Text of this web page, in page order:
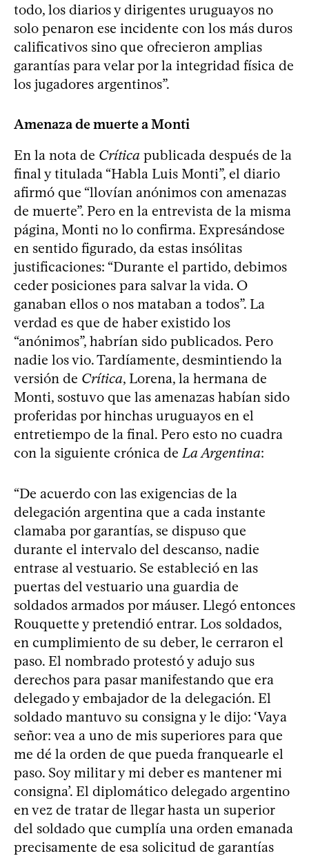
todo, los diarios y dirigentes uruguayos no
solo penaron ese incidente con los más duros
calificativos sino que ofrecieron amplias
garantías para velar por la integridad física de
los jugadores argentinos”.
Amenaza de muerte a Monti
En la nota de Crítica publicada después de la
final y titulada “Habla Luis Monti”, el diario
afirmó que “llovían anónimos con amenazas
de muerte”. Pero en la entrevista de la misma
página, Monti no lo confirma. Expresándose
en sentido figurado, da estas insólitas
justificaciones: “Durante el partido, debimos
ceder posiciones para salvar la vida. O
ganaban ellos o nos mataban a todos”. La
verdad es que de haber existido los
“anónimos”, habrían sido publicados. Pero
nadie los vio. Tardíamente, desmintiendo la
versión de Crítica, Lorena, la hermana de
Monti, sostuvo que las amenazas habían sido
proferidas por hinchas uruguayos en el
entretiempo de la final. Pero esto no cuadra
con la siguiente crónica deLa Argentina:
“De acuerdo con las exigencias de la
delegación argentina que a cada instante
clamaba por garantías, se dispuso que
durante el intervalo del descanso, nadie
entrase al vestuario. Se estableció en las
puertas del vestuario una guardia de
soldados armados por máuser. Llegó entonces
Rouquette y pretendió entrar. Los soldados,
en cumplimiento de su deber, le cerraron el
paso. El nombrado protestó y adujo sus
derechos para pasar manifestando que era
delegado y embajador de la delegación. El
soldado mantuvo su consigna y le dijo: ‘Vaya
señor: vea a uno de mis superiores para que
me dé la orden de que pueda franquearle el
paso. Soy militar y mi deber es mantener mi
consigna’. El diplomático delegado argentino
en vez de tratar de llegar hasta un superior
del soldado que cumplía una orden emanada
precisamente de esa solicitud de garantías